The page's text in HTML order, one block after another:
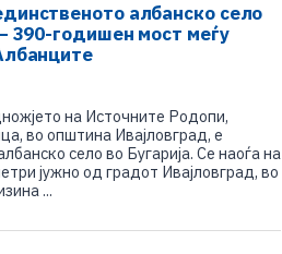
албанско село
390-годишен мост меѓу
на Источните Родопи,
во општина Ивајловград, е
село во Бугарија. Се наоѓа на
јужно од градот Ивајловград, во
...